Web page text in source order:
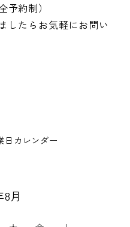
約制）
したらお気軽にお問い
日カレンダー
8月